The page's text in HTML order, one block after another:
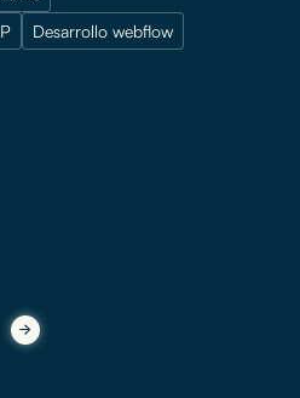
Desarrollo webflow